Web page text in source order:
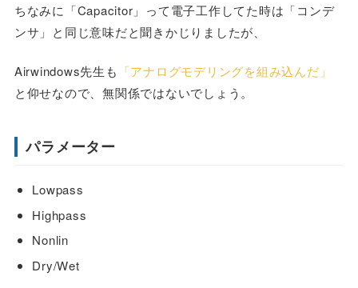
ちなみに「Capacitor」って電子工作してた時は「コンデ
ンサ」と同じ意味だと聞きかじりましたが、
Airwindows先生も 「アナログモデリングを組み込んだ」
と仰せなので、無関係ではないでしょう。
パラメーター
Lowpass
Highpass
Nonlin
Dry/Wet